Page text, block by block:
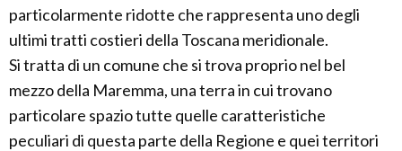
particolarmente ridotte che rappresenta uno degli
ultimi tratti costieri della Toscana meridionale.
Si tratta di un comune che si trova proprio nel bel
mezzo della Maremma, una terra in cui trovano
particolare spazio tutte quelle caratteristiche
peculiari di questa parte della Regione e quei territori